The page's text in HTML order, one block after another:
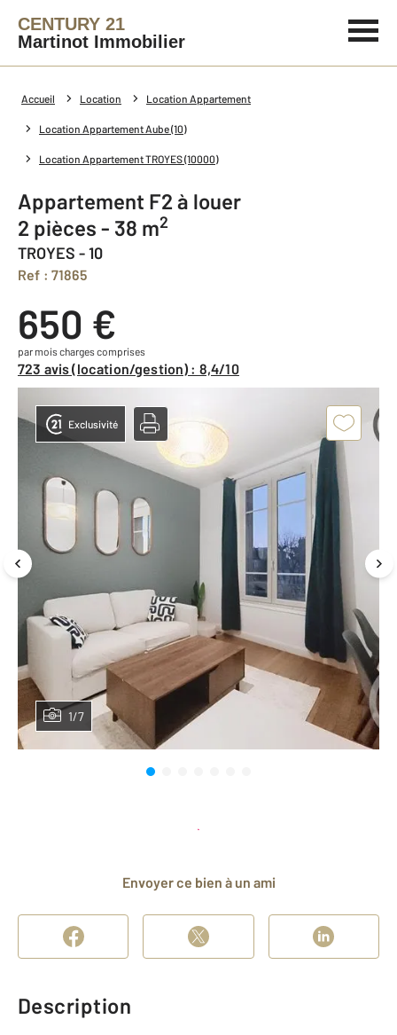
CENTURY 21
Martinot Immobilier
Accueil Location Location Appartement
Location Appartement Aube (10)
Location Appartement TROYES (10000)
Appartement F2 à louer
2 pièces - 38 m2
TROYES - 10
Ref : 71865
650 €
par mois charges comprises
723 avis (location/gestion) : 8,4/10
1/7
Exclusivité
Envoyer ce bien à un ami
Description